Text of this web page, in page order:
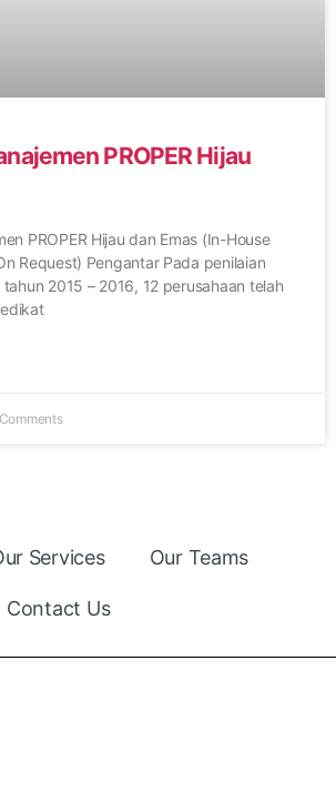
PROPER Hijau
PROPER Hijau dan Emas (In-House
Request) Pengantar Pada penilaian
tahun 2015 – 2016, 12 perusahaan telah
Services Our Teams
Contact Us